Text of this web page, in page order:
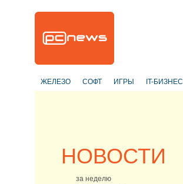
ЖЕЛЕЗО СОФТ ИГРЫ IT-БИЗНЕС
НОВОСТИ
за неделю